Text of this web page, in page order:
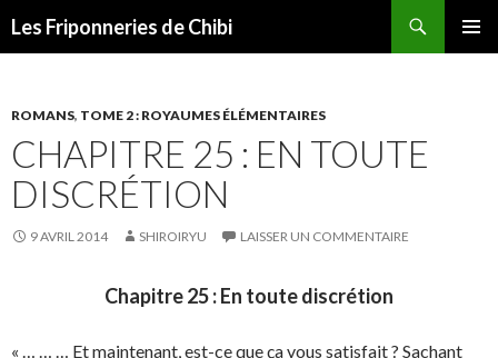
Les Friponneries de Chibi
ROMANS, TOME 2 : ROYAUMES ÉLÉMENTAIRES
CHAPITRE 25 : EN TOUTE
DISCRÉTION
9 AVRIL 2014 SHIROIRYU LAISSER UN COMMENTAIRE
Chapitre 25 : En toute discrétion
« … … … Et maintenant, est-ce que ça vous satisfait ? Sachant